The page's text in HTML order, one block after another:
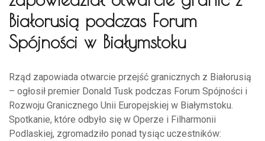
Białorusią podczas Forum
Spójności w Białymstoku
Rząd zapowiada otwarcie przejść granicznych z Białorusią
– ogłosił premier Donald Tusk podczas Forum Spójności i
Rozwoju Granicznego Unii Europejskiej w Białymstoku.
Spotkanie, które odbyło się w Operze i Filharmonii
Podlaskiej, zgromadziło ponad tysiąc uczestników: